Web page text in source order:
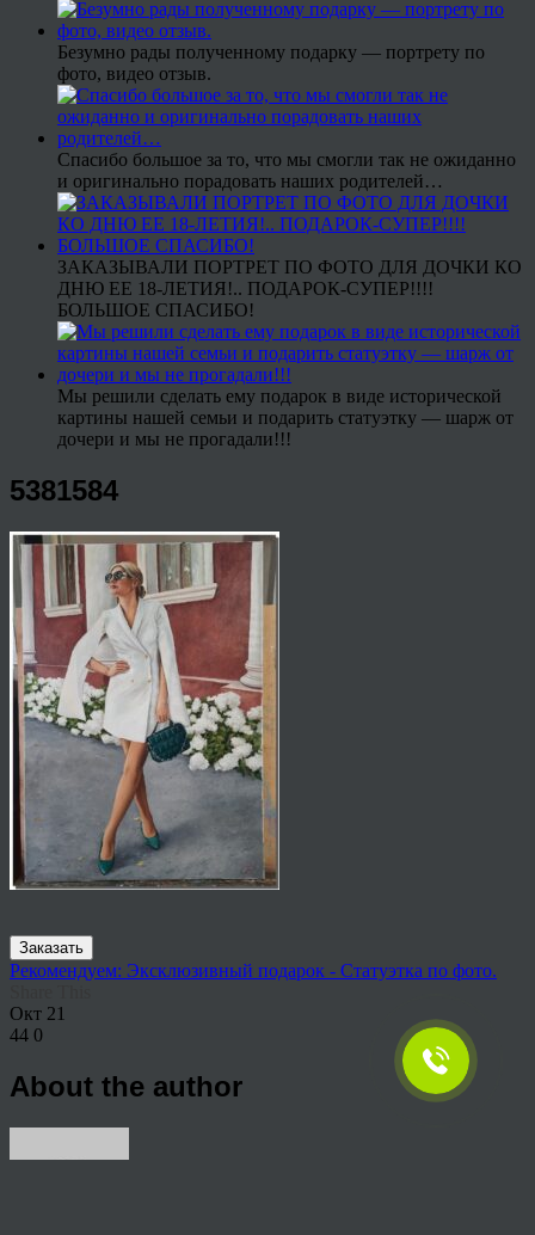
Безумно рады полученному подарку — портрету по
фото, видео отзыв.
Спасибо большое за то, что мы смогли так не ожиданно
и оригинально порадовать наших родителей…
ЗАКАЗЫВАЛИ ПОРТРЕТ ПО ФОТО ДЛЯ ДОЧКИ КО
ДНЮ ЕЕ 18-ЛЕТИЯ!.. ПОДАРОК-СУПЕР!!!!
БОЛЬШОЕ СПАСИБО!
Мы решили сделать ему подарок в виде исторической
картины нашей семьи и подарить статуэтку — шарж от
дочери и мы не прогадали!!!
5381584
Заказать
Рекомендуем: Эксклюзивный подарок - Статуэтка по фото.
Окт 21
44 0
About the author